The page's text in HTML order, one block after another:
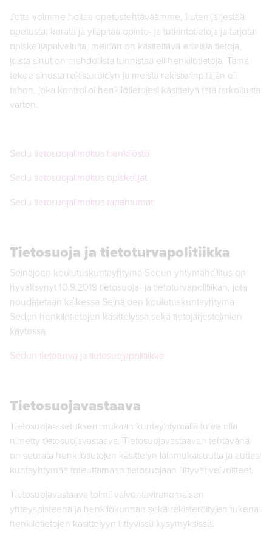
Jotta voimme hoitaa opetustehtäväämme, kuten järjestää
opetusta, kerätä ja ylläpitää opinto- ja tutkintotietoja ja tarjota
opiskelijapalveluita, meidän on käsiteltävä erilaisia tietoja,
joista sinut on mahdollista tunnistaa eli henkilötietoja. Tämä
tekee sinusta rekisteröidyn ja meistä rekisterinpitäjän eli
tahon, joka kontrolloi henkilötietojesi käsittelyä tätä tarkoitusta
varten.
Sedu tietosuojailmoitus henkilöstö
Sedu tietosuojailmoitus opiskelijat
Sedu tietosuojailmoitus tapahtumat
Tietosuoja ja tietoturvapolitiikka
Seinäjoen koulutuskuntayhtymä Sedun yhtymähallitus on
hyväksynyt 10.9.2019 tietosuoja- ja tietoturvapolitiikan, jota
noudatetaan kaikessa Seinäjoen koulutuskuntayhtymä
Sedun henkilötietojen käsittelyssä sekä tietojärjestelmien
käytössä.
Sedun tietoturva ja tietosuojapolitiikka
Tietosuojavastaava
Tietosuoja-asetuksen mukaan kuntayhtymällä tulee olla
nimetty tietosuojavastaava. Tietosuojavastaavan tehtävänä
on seurata henkilötietojen käsittelyn lainmukaisuutta ja auttaa
kuntayhtymää toteuttamaan tietosuojaan liittyvät velvoitteet.
Tietosuojavastaava toimii valvontaviranomaisen
yhteyspisteenä ja henkilökunnan sekä rekisteröityjen tukena
henkilötietojen käsittelyyn liittyvissä kysymyksissä.